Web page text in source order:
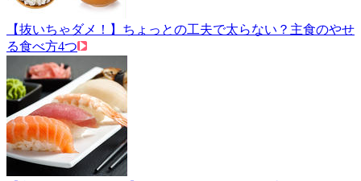
【抜いちゃダメ！】ちょっとの工夫で太らない？主食のやせ
る食べ方4つ